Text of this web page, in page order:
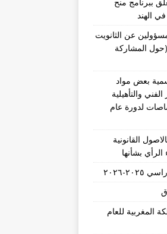
الى جميع المسؤولين عن الثانويت
(حول المشاركة
وتسمية بعض مواد
والتأهيلية
لدورة عام
التقيد بالاصول القانونية
بشأنها
٢٠٢٦
المغربية للعام